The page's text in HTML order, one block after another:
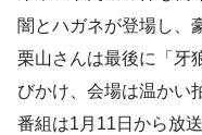
闇とハガネが登場し、
栗山さんは最後に「牙
びかけ、会場は温かい
番組は1月11日から放送